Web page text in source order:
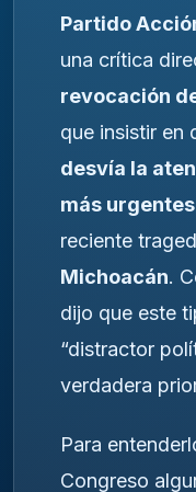
Partido
una crítica
revocación
que insistir en
desvía la
más
reciente
Michoacán.
dijo que este
“distractor
verdadera
Para
Congreso